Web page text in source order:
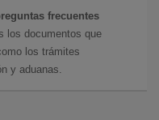
frecuentes
los documentos que
los trámites
y aduanas.